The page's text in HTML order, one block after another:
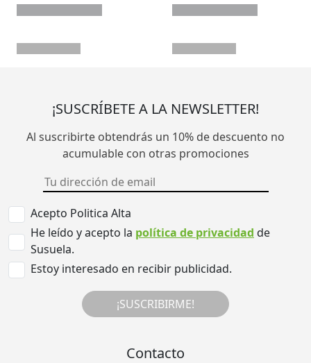
¡SUSCRÍBETE A LA NEWSLETTER!
Al suscribirte obtendrás un 10% de descuento no
acumulable con otras promociones
Acepto Politica Alta
He leído y acepto la política de privacidad de
Susuela.
Estoy interesado en recibir publicidad.
¡SUSCRIBIRME!
Contacto